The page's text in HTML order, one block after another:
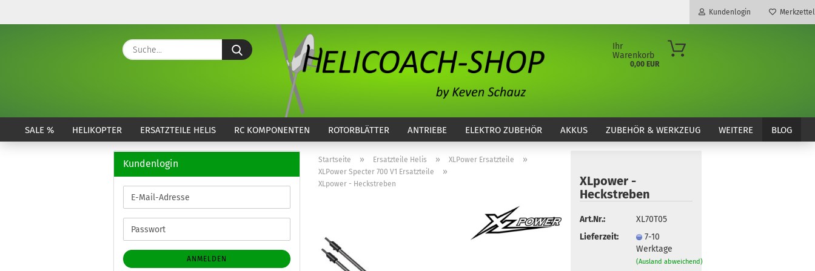
Kundenlogin
Konto erstellen
Passwort vergessen?
Merkzettel
Suche...
Ihr
Warenkorb
0,00 EUR
SALE % HELIKOPTER ERSATZTEILE HELIS RC KOMPONENTEN ROTORBLÄTTER ANTRIEBE ELEKTRO ZUBEHÖR AKKUS ZUBEHÖR & WERKZEUG BLOG
WEITERE
Startseite » Ersatzteile Helis » XLPower Ersatzteile »
XLPower Specter 700 V1 Ersatzteile »
XLpower - Heckstreben
XLpower -
Heckstreben
Art.Nr.:
XL70T05
Lieferzeit:
7-10
Werktage
(Ausland abweichend)
Kundenlogin
E-
Mail-
Adresse
Passwort
ANMELDEN